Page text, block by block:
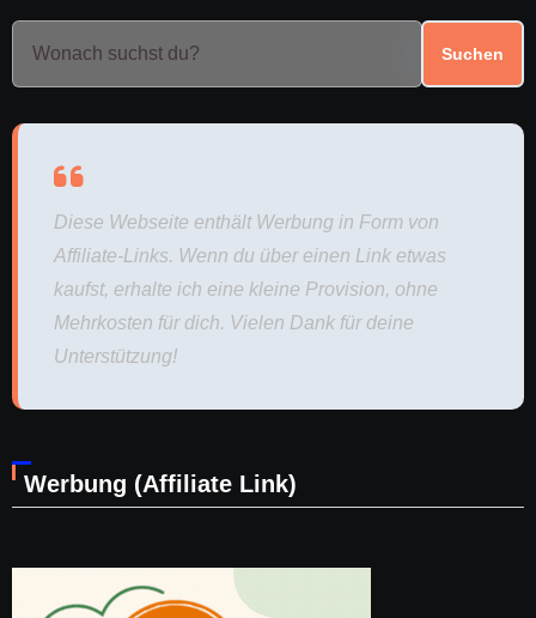
Suchen
Diese Webseite enthält Werbung in Form von
Affiliate-Links. Wenn du über einen Link etwas
kaufst, erhalte ich eine kleine Provision, ohne
Mehrkosten für dich. Vielen Dank für deine
Unterstützung!
Werbung (Affiliate Link)